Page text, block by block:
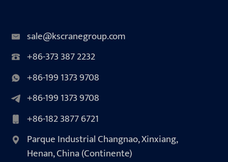
sale@kscranegroup.com
+86-373 387 2232
+86-199 1373 9708
+86-199 1373 9708
+86-182 3877 6721
Parque Industrial Changnao, Xinxiang,
Henan, China (Continente)